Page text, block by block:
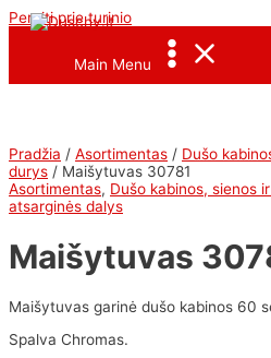
Pereiti prie turinio
Main Menu
<--Pavel_Shrink_Menu-->
Pradžia / Asortimentas / Dušo
durys / Maišytuvas 30781
Asortimentas, Dušo kabinos, sienos
atsarginės dalys
Maišytuvas
Maišytuvas garinė dušo kabinos 60
Spalva Chromas.